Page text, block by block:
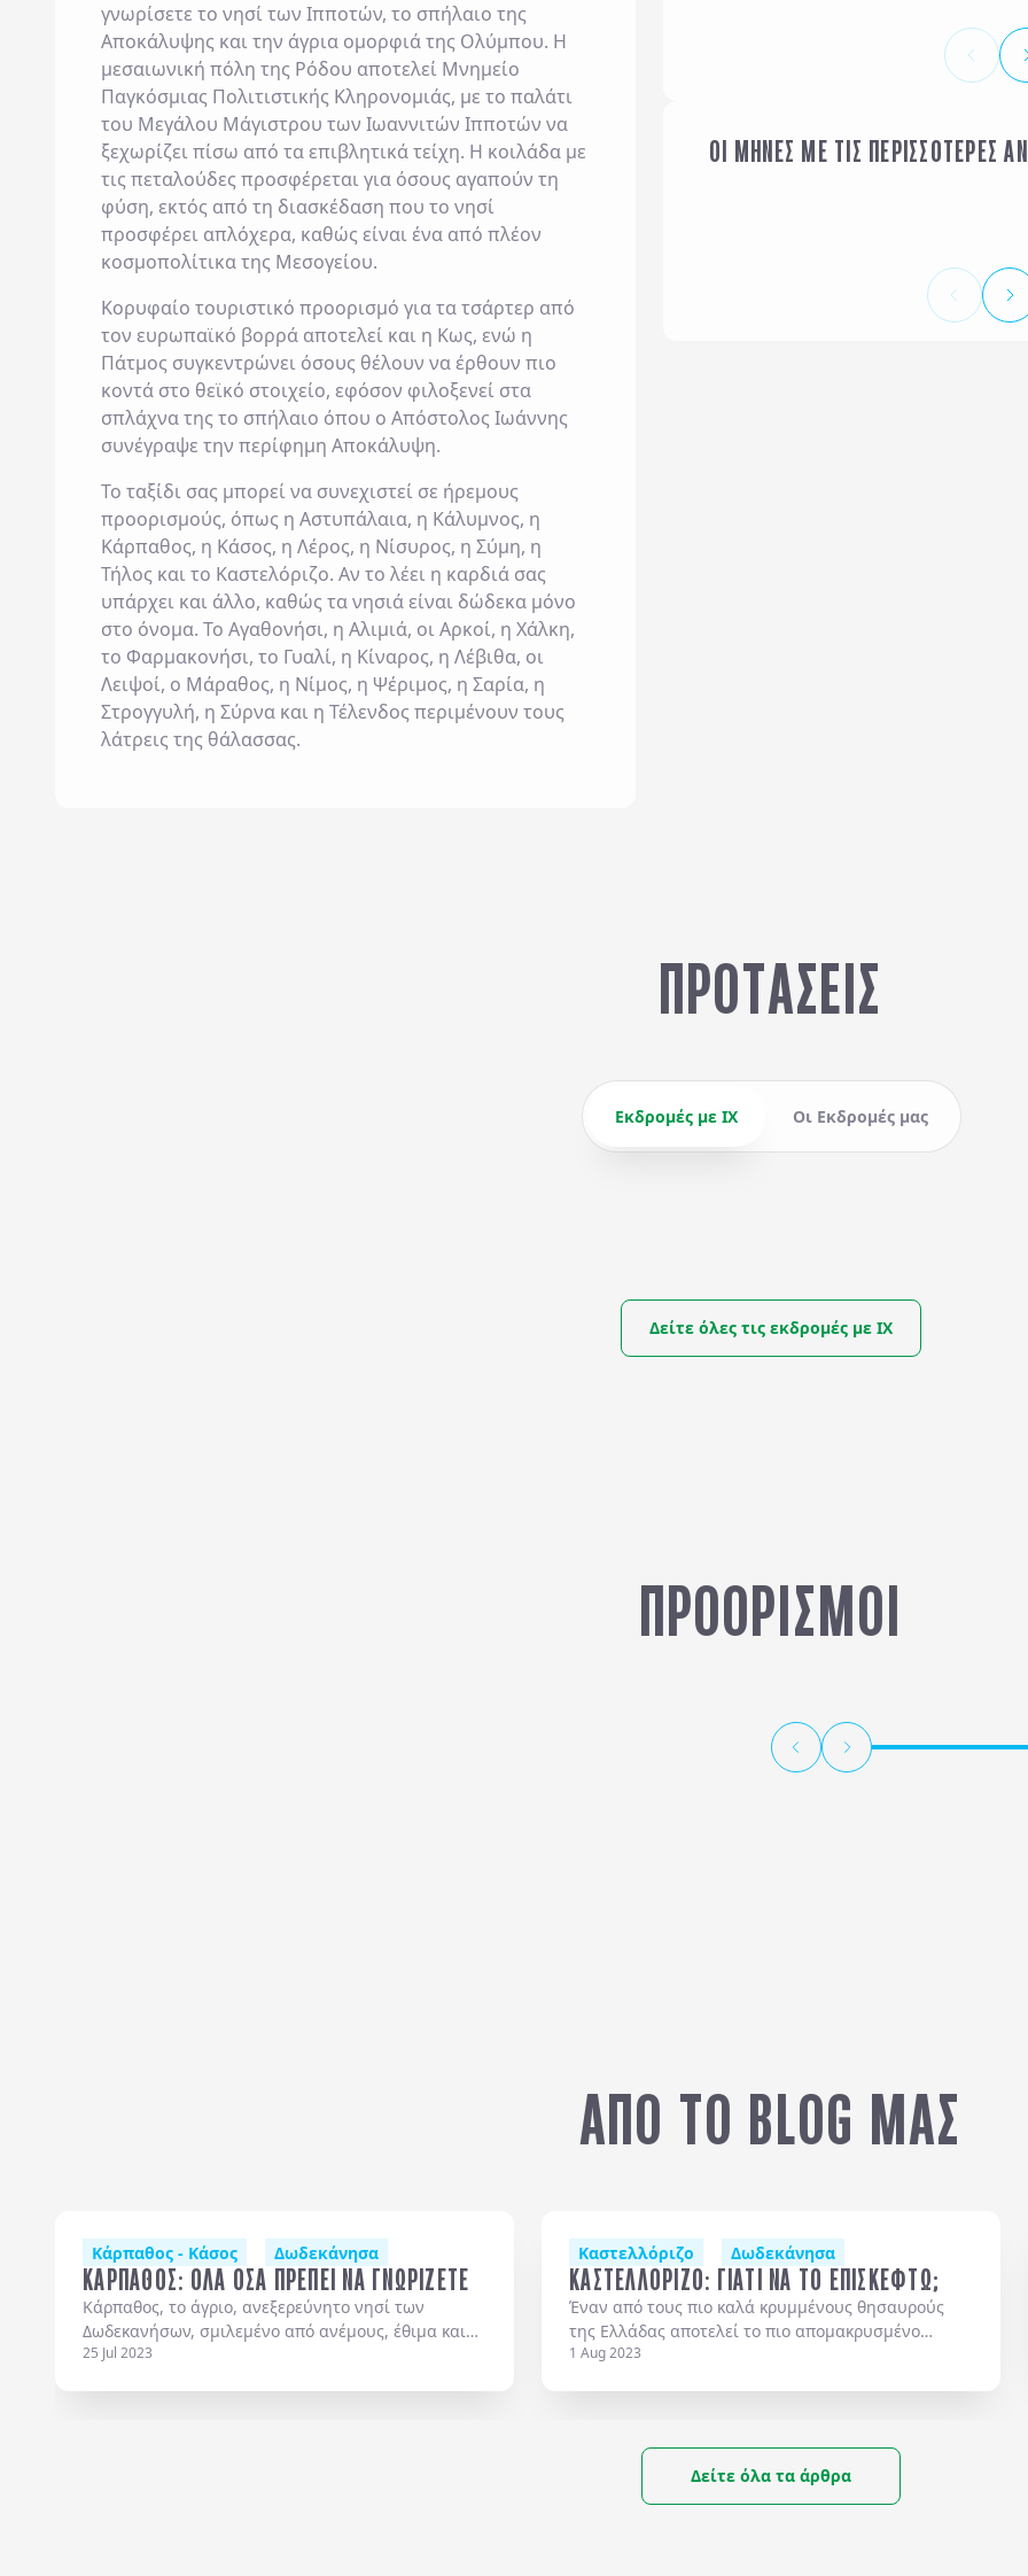
γνωρίσετε το νησί των Ιπποτών, το σπήλαιο της
Αποκάλυψης και την άγρια ομορφιά της Ολύμπου. Η
μεσαιωνική πόλη της Ρόδου αποτελεί Μνημείο
Παγκόσμιας Πολιτιστικής Κληρονομιάς, με το παλάτι
του Μεγάλου Μάγιστρου των Ιωαννιτών Ιπποτών να
ξεχωρίζει πίσω από τα επιβλητικά τείχη. Η κοιλάδα με
τις πεταλούδες προσφέρεται για όσους αγαπούν τη
φύση, εκτός από τη διασκέδαση που το νησί
προσφέρει απλόχερα, καθώς είναι ένα από πλέον
κοσμοπολίτικα της Μεσογείου.
Κορυφαίο τουριστικό προορισμό για τα τσάρτερ από
τον ευρωπαϊκό βορρά αποτελεί και η Κως, ενώ η
Πάτμος συγκεντρώνει όσους θέλουν να έρθουν πιο
κοντά στο θεϊκό στοιχείο, εφόσον φιλοξενεί στα
σπλάχνα της το σπήλαιο όπου ο Απόστολος Ιωάννης
συνέγραψε την περίφημη Αποκάλυψη.
Το ταξίδι σας μπορεί να συνεχιστεί σε ήρεμους
προορισμούς, όπως η Αστυπάλαια, η Κάλυμνος, η
Κάρπαθος, η Κάσος, η Λέρος, η Νίσυρος, η Σύμη, η
Τήλος και το Καστελόριζο. Αν το λέει η καρδιά σας
υπάρχει και άλλο, καθώς τα νησιά είναι δώδεκα μόνο
στο όνομα. Το Αγαθονήσι, η Αλιμιά, οι Αρκοί, η Χάλκη,
το Φαρμακονήσι, το Γυαλί, η Κίναρος, η Λέβιθα, οι
Λειψοί, ο Μάραθος, η Νίμος, η Ψέριμος, η Σαρία, η
Στρογγυλή, η Σύρνα και η Τέλενδος περιμένουν τους
λάτρεις της θάλασσας.
ΟΙ ΜΗΝΕΣ ΜΕ ΤΙΣ ΠΕΡΙΣΣΟΤΕΡΕΣ
ΙΑΝΟΥΑΡΙΟΣ
ΠΡΟΤΆΣΕΙΣ
Εκδρομές με ΙΧ Οι Εκδρομές μας
DIMITRA BEACH HOTEL & SUITES 5*
Δείτε όλες τις εκδρομές με ΙΧ
ΠΡΟΟΡΙΣΜΟΙ
ΑΠΟ ΤΟ BLOG ΜΑΣ
Κάρπαθος - Κάσος Δωδεκάνησα
ΚΑΡΠΑΘΟΣ: ΟΛΑ ΟΣΑ ΠΡΕΠΕΙ ΝΑ ΓΝΩΡΙΖΕΤΕ
Κάρπαθος, το άγριο, ανεξερεύνητο νησί των
Δωδεκανήσων, σμιλεμένο από ανέμους, έθιμα και
αιωνόβιες παραδόσεις.
25 Jul 2023
Καστελλόριζο Δωδεκάνησα
ΚΑΣΤΕΛΛΟΡΙΖΟ: ΓΙΑΤΙ ΝΑ ΤΟ ΕΠΙΣΚΕΦΤΩ;
Έναν από τους πιο καλά κρυμμένους θησαυρούς
της Ελλάδας αποτελεί το πιο απομακρυσμένο
λιλιπούτειο νησί του Καστελλόριζου με τα
1 Aug 2023
Δείτε όλα τα άρθρα